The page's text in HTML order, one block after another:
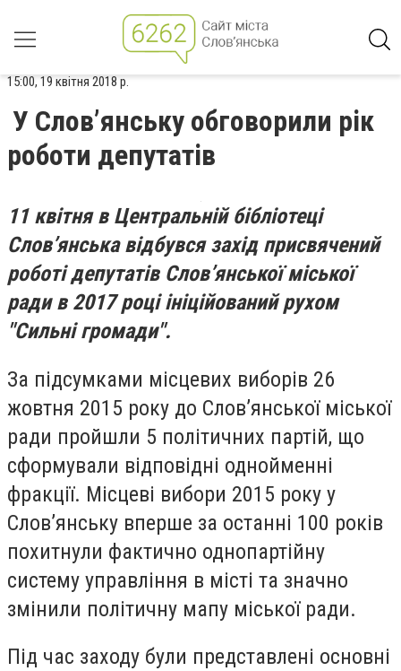
15:00, 19 квітня 2018 р.
У Слов’янську обговорили рік
роботи депутатів
11 квітня в Центральній бібліотеці
Слов’янська відбувся захід присвячений
роботі депутатів Слов’янської міської
ради в 2017 році ініційований рухом
"Сильні громади".
За підсумками місцевих виборів 26
жовтня 2015 року до Слов’янської міської
ради пройшли 5 політичних партій, що
сформували відповідні однойменні
фракції. Місцеві вибори 2015 року у
Слов’янську вперше за останні 100 років
похитнули фактично однопартійну
систему управління в місті та значно
змінили політичну мапу міської ради.
Під час заходу були представлені основні